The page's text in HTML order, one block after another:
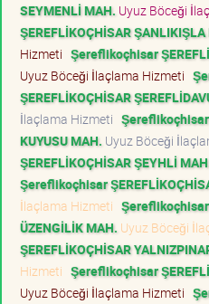
SEYMENLİ MAH. Uyuz Böceği
ŞEREFLİKOÇHİSAR ŞANLIKIŞLA
Hizmeti Şereflikoçhisar
Uyuz Böceği İlaçlama Hizmeti
ŞEREFLİKOÇHİSAR
İlaçlama Hizmeti Şereflikoçhisar
KUYUSU MAH. Uyuz Böceği
ŞEREFLİKOÇHİSAR ŞEYHLİ
Şereflikoçhisar
İlaçlama Hizmeti Şereflikoçhisar
ÜZENGİLİK MAH. Uyuz Böceği
ŞEREFLİKOÇHİSAR
Hizmeti Şereflikoçhisar
Uyuz Böceği İlaçlama Hizmeti